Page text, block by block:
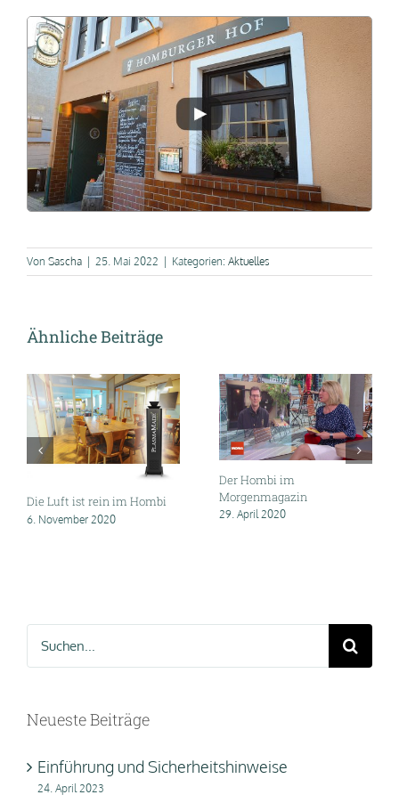
Von Sascha 25. Mai 2022 Kategorien: Aktuelles
Ähnliche Beiträge
Die Luft ist rein im Hombi
6. November 2020
Der Hombi im
Morgenmagazin
29. April 2020
Suche
nach:
Neueste Beiträge
Einführung und Sicherheitshinweise
24. April 2023